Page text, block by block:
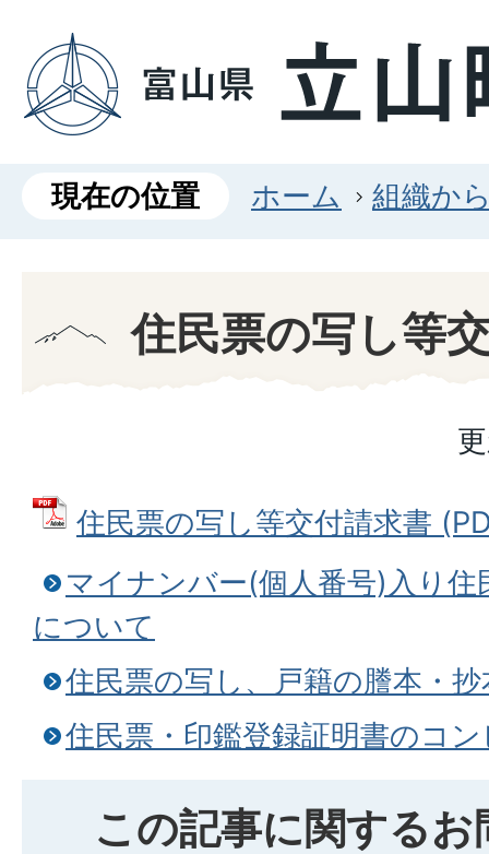
現在の位置 ホーム 組織か
住民票の写し等
住民票の写し等交付請求書
マイナンバー(個人番号)入り
について
住民票の写し、戸籍の謄本・
住民票・印鑑登録証明書のコ
この記事に関する